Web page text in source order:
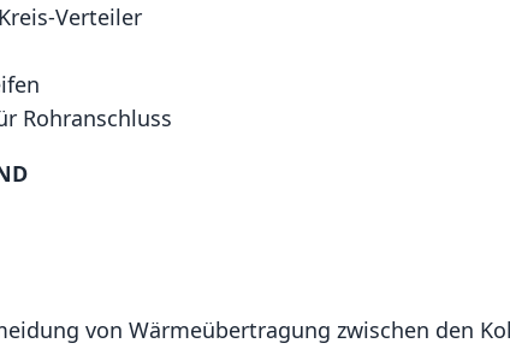
Verteiler
Rohranschluss
von Wärmeübertragung zwischen den